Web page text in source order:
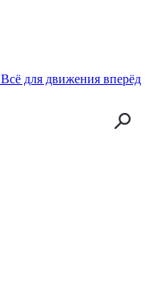
Всё для движения вперёд